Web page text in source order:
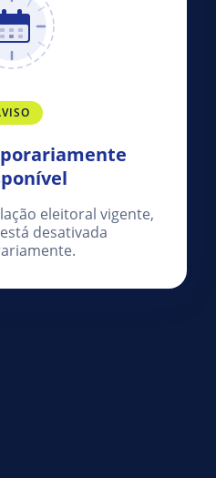
eleitoral vigente,
desativada